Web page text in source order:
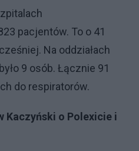
pacjentów. To o 41
Na oddziałach
9 osób. Łącznie 91
do respiratorów.
Kaczyński o Polexicie i